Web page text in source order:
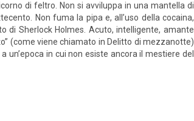
di feltro. Non si avviluppa in una mantella di
Non fuma la pipa e, all’uso della cocaina,
di Sherlock Holmes. Acuto, intelligente, amante
(come viene chiamato in Delitto di mezzanotte)
in cui non esiste ancora il mestiere del